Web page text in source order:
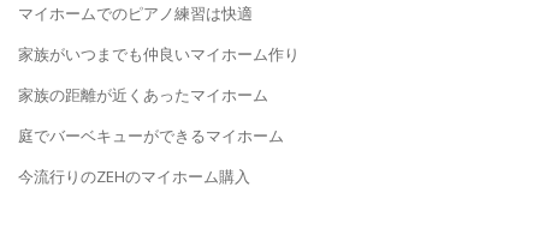
マイホームでのピアノ練習は快適
家族がいつまでも仲良いマイホーム作り
家族の距離が近くあったマイホーム
庭でバーベキューができるマイホーム
今流行りのZEHのマイホーム購入